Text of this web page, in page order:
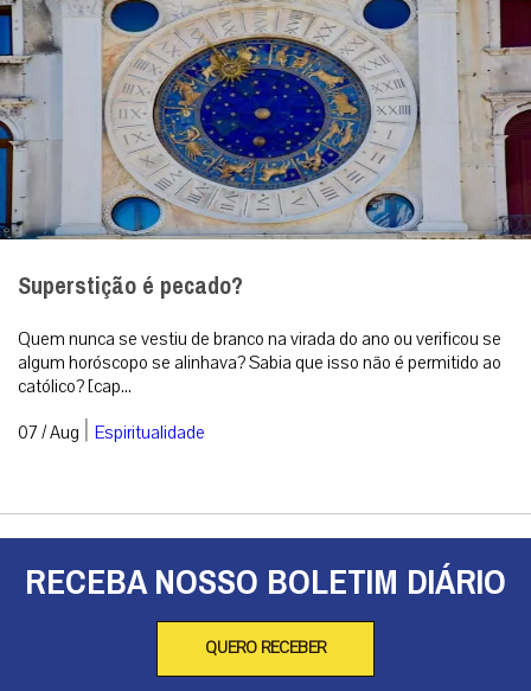
Quem nunca se vestiu de branco na virada do ano ou verificou se
algum horóscopo se alinhava? Sabia que isso não é permitido ao
católico? [cap...
07 / Aug
Espiritualidade
RECEBA NOSSO BOLETIM DIÁRIO
QUERO RECEBER
A primeira agência de notícias católicas do Brasil
Categorias
Análise